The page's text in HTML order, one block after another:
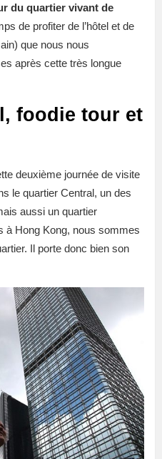
du quartier vivant de
de profiter de l’hôtel et de
que nous nous
après cette très longue
foodie tour et
deuxième journée de visite
le quartier Central, un des
aussi un quartier
à Hong Kong, nous sommes
Il porte donc bien son